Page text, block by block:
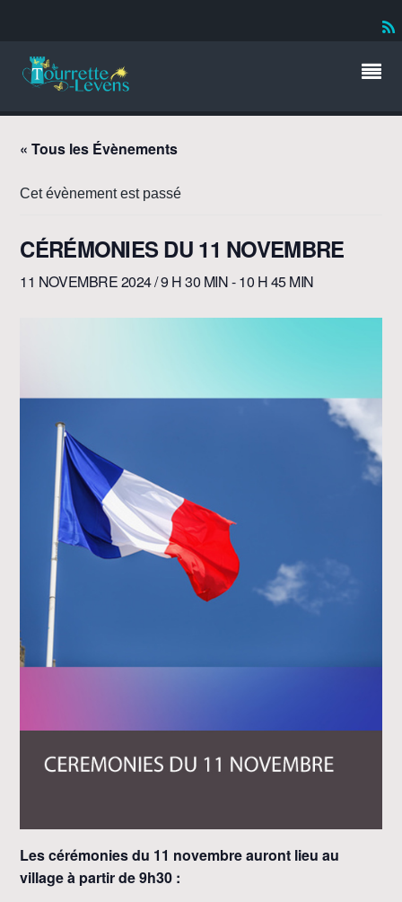
« Tous les Évènements
Cet évènement est passé
CÉRÉMONIES DU 11 NOVEMBRE
11 NOVEMBRE 2024 / 9 H 30 MIN-10 H 45 MIN
Les cérémonies du 11 novembre auront lieu au
village à partir de 9h30 :